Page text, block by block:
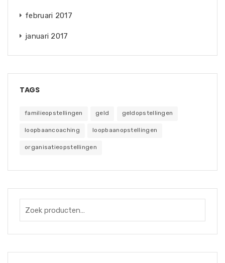
februari 2017
januari 2017
TAGS
familieopstellingen geld geldopstellingen
loopbaancoaching loopbaanopstellingen
organisatieopstellingen